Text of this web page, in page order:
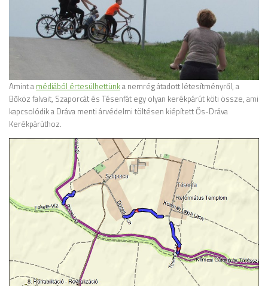
Amint a médiából értesülhettünka nemrég átadott létesítményről, a
Bőköz falvait, Szaporcát és Tésenfát egy olyan kerékpárút köti össze, ami
kapcsolódik a Dráva menti árvédelmi töltésen kiépített Ős-Dráva
Kerékpárúthoz.